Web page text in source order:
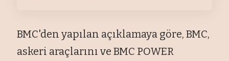
BMC'den yapılan açıklamaya göre, BMC,
askeri araçlarını ve BMC POWER